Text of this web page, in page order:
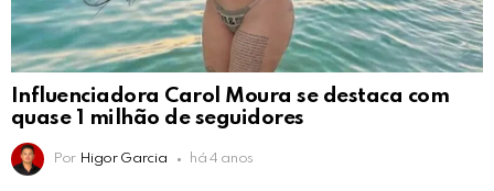
Influenciadora Carol Moura se destaca com
quase 1 milhão de seguidores
Por Higor Garcia há 4 anos